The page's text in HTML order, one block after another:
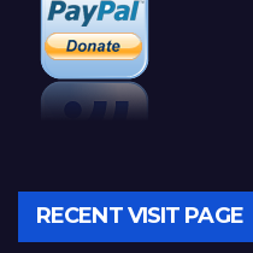
RECENT VISIT PAGE